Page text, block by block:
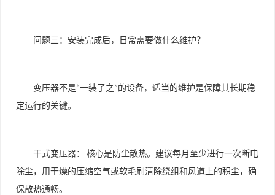
问题三：安装完成后，日常需要做什么维护？
变压器不是“一装了之 ”的设备，适当的维护是保障其长期稳
定运行的关键。
干式变压器：
核心是防尘散热。建议每月至少进行一次断电
除尘，用干燥的压缩空气或软毛刷清除绕组和风道上的积尘，确
保散热通畅。